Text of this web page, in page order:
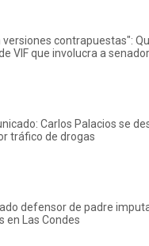
contrapuestas":
VIF que involucra a
Carlos Palacios se
tráfico de drogas
defensor de padre
en Las Condes